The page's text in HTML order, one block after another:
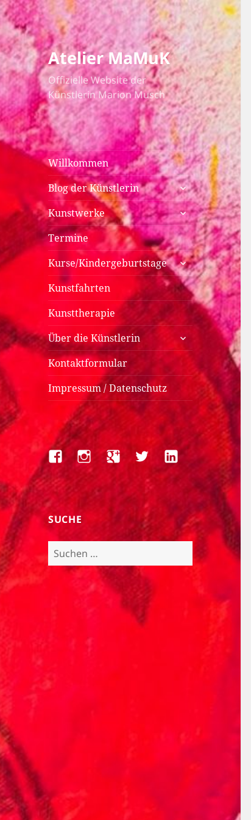
Atelier MaMuK
Offizielle Website der
Künstlerin Marion Musch
Willkommen
Blog der Künstlerin
untermenü
anzeigen
Kunstwerke
untermenü
anzeigen
Termine
Kurse/Kindergeburtstage untermenü
anzeigen
Kunstfahrten
Kunsttherapie
Über die Künstlerin
untermenü
anzeigen
Kontaktformular
Impressum / Datenschutz
FacebookInstagramGoogle+TwitterLinkedIn
SUCHE
Suchen
nach: